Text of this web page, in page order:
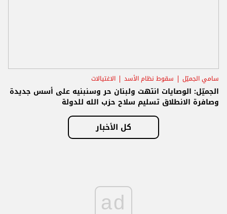
سامي الجميّل سقوط نظام الأسد الاغتيالات
الجميّل: الوصايات انتهت ولبنان حر وسنبنيه على أسس جديدة
وصافرة الانطلاق تسليم سلاح حزب الله للدولة
كل الأخبار
ad